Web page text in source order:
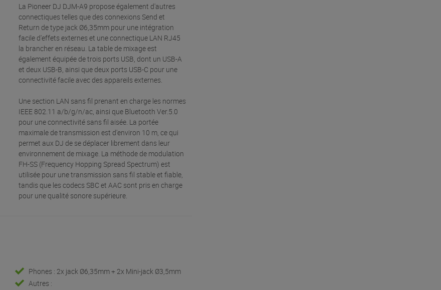
La Pioneer DJ DJM-A9 propose également d'autres
connectiques telles que des connexions Send et
Return de type jack Ø6,35mm pour une intégration
facile d'effets externes et une connectique LAN RJ45
la brancher en réseau. La table de mixage est
également équipée de trois ports USB, dont un USB-A
et deux USB-B, ainsi que deux ports USB-C pour une
connectivité facile avec des appareils externes.
Une section LAN sans fil prenant en charge les normes
IEEE 802.11 a/b/g/n/ac, ainsi que Bluetooth Ver.5.0
pour une connectivité sans fil aisée. La portée
maximale de transmission est d'environ 10 m, ce qui
permet aux DJ de se déplacer librement dans leur
environnement de mixage. La méthode de modulation
FH-SS (Frequency Hopping Spread Spectrum) est
utilisée pour une transmission sans fil stable et fiable,
tandis que les codecs SBC et AAC sont pris en charge
pour une qualité sonore supérieure.
Phones : 2x jack Ø6,35mm + 2x Mini-jack Ø3,5mm
Autres :